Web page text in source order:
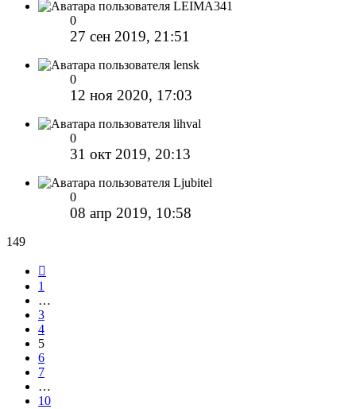
LEIMA341
0
27 сен 2019, 21:51
lensk
0
12 ноя 2020, 17:03
lihval
0
31 окт 2019, 20:13
Ljubitel
0
08 апр 2019, 10:58
149
1
…
3
4
5
6
7
…
10